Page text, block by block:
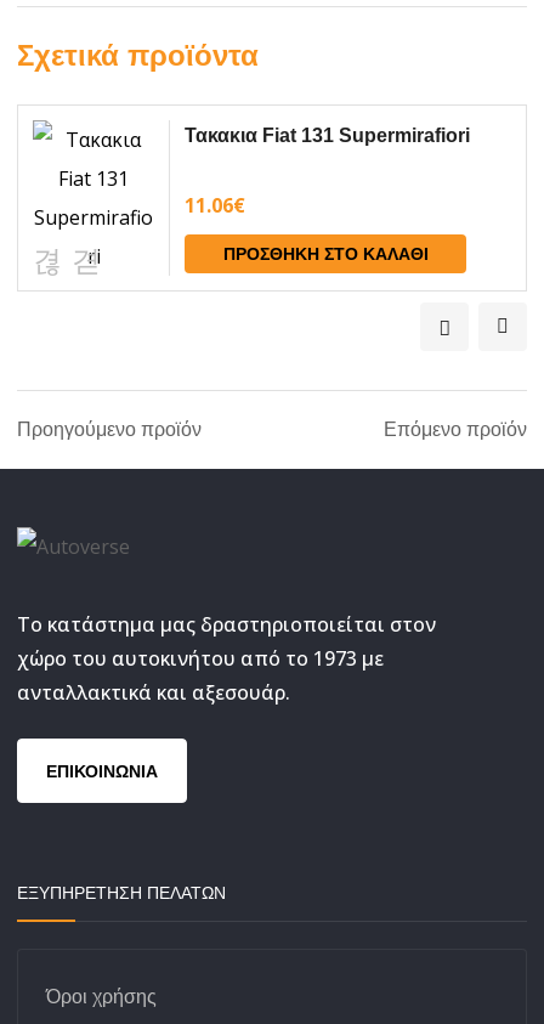
Σχετικά προϊόντα
Τακακια Fiat 131 Supermirafiori
11.06€
ΠΡΟΣΘΉΚΗ ΣΤΟ ΚΑΛΆΘΙ
Προηγούμενο προϊόν Επόμενο προϊόν
Το κατάστημα μας δραστηριοποιείται στον
χώρο του αυτοκινήτου από το 1973 με
ανταλλακτικά και αξεσουάρ.
ΕΠΙΚΟΙΝΩΝΙΑ
ΕΞΥΠΗΡΕΤΗΣΗ ΠΕΛΑΤΩΝ
Όροι χρήσης